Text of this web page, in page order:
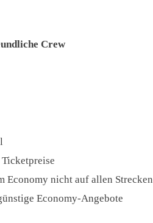
Crew
Ticketpreise
Economy nicht auf allen Strecken
Economy-Angebote